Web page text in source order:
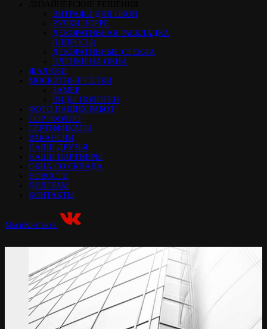
ВИТРАЖИ ДЛЯ ОКОН
РУЧКИ HOPPE
ДЕКОРАТИВНАЯ РАСКЛАДКА
(ШПРОСЫ)
ДЕКОРАТИВНЫЕ СТЕКЛА
ПЛЕНКИ НА ОКНА
ЖАЛЮЗИ
МОСКИТНЫЕ СЕТКИ
ЗАМЕР
ВИДЫ ПОЛОТЕН
ФОТО НАШИХ РАБОТ
ПОРТФОЛИО
СЕРТИФИКАТЫ
ВАКАНСИИ
НАШИ ДРУЗЬЯ
НАШИ ПАРТНЕРЫ
ОКНА СО СКЛАДА
НОВОСТИ
ДИЛЕРАМ
КОНТАКТЫ
Мы вКонтакте